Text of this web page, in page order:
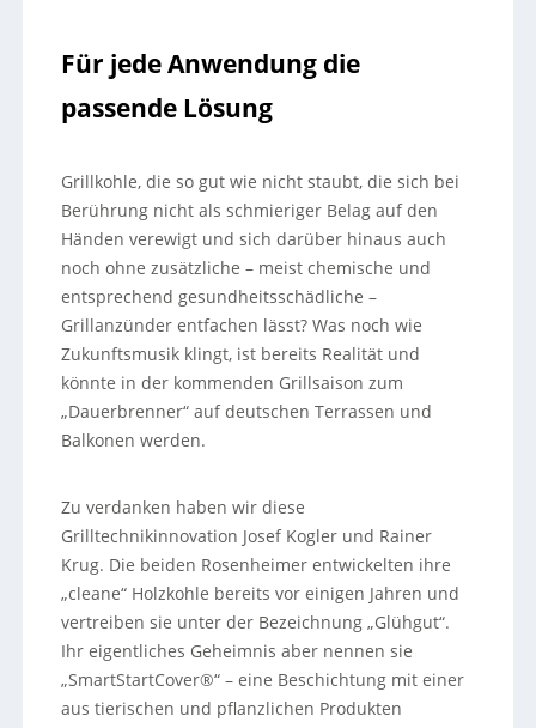
Für jede Anwendung die
passende Lösung
Grillkohle, die so gut wie nicht staubt, die sich bei
Berührung nicht als schmieriger Belag auf den
Händen verewigt und sich darüber hinaus auch
noch ohne zusätzliche – meist chemische und
entsprechend gesundheitsschädliche –
Grillanzünder entfachen lässt? Was noch wie
Zukunftsmusik klingt, ist bereits Realität und
könnte in der kommenden Grillsaison zum
„Dauerbrenner“ auf deutschen Terrassen und
Balkonen werden.
Zu verdanken haben wir diese
Grilltechnikinnovation Josef Kogler und Rainer
Krug. Die beiden Rosenheimer entwickelten ihre
„cleane“ Holzkohle bereits vor einigen Jahren und
vertreiben sie unter der Bezeichnung „Glühgut“.
Ihr eigentliches Geheimnis aber nennen sie
„SmartStartCover®“ – eine Beschichtung mit einer
aus tierischen und pflanzlichen Produkten